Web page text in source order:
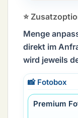
⭐
Menge
direkt im
wird jeweils
📸 Fotobox
Premium